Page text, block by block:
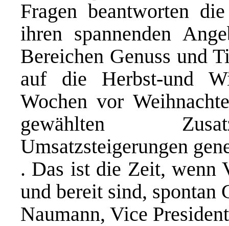
Fragen beantworten
ihren spannenden
Bereichen Genuss und
auf die Herbst-und
Wochen vor
gewählten
Umsatzsteigerungen
. Das ist die Zeit, wenn
und bereit sind, spontan
Naumann, Vice